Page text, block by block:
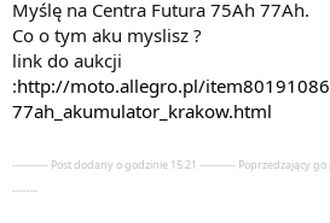
Myślę na Centra Futura 75Ah 77Ah.
Co o tym aku myslisz ?
link do aukcji
:http://moto.allegro.pl/
77ah_akumulator_krakow.html
---------- Post dodany o godzinie 15:21 ---------- Poprzedzający
-------